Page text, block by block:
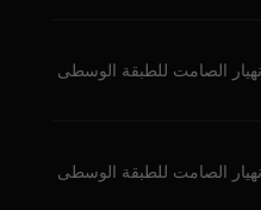
الصامت للطبقة الوسطى
الصامت للطبقة الوسطى